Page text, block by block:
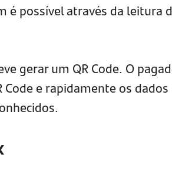
é possível através da leitura
gerar um QR Code. O
e rapidamente os dados